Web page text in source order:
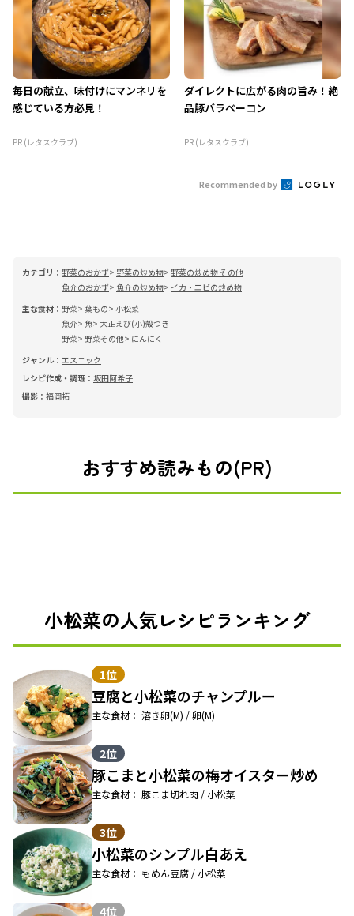
毎日の献立、味付けにマンネリを
感じている方必見！
PR (レタスクラブ)
ダイレクトに広がる肉の旨み！絶
品豚バラベーコン
PR (レタスクラブ)
Recommended by
カテゴリ： 野菜のおかず 野菜の炒め物
野菜の炒め物 その他
魚介のおかず
魚介の炒め物
イカ・エビの炒め物
主な食材： 野菜 葉もの
小松菜
魚介
魚
大正えび(小)殻つき
野菜
野菜その他
にんにく
ジャンル： エスニック
レシピ作成・調理： 坂田阿希子
撮影： 福岡拓
おすすめ読みもの(PR)
小松菜の人気レシピランキング
1位
豆腐と小松菜のチャンプルー
主な食材： 溶き卵(M) / 卵(M)
2位
豚こまと小松菜の梅オイスター炒め
主な食材： 豚こま切れ肉 / 小松菜
3位
小松菜のシンプル白あえ
主な食材： もめん豆腐 / 小松菜
4位